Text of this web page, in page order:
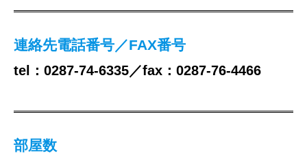
連絡先電話番号／FAX番号
tel：0287-74-6335／fax：0287-76-4466
部屋数